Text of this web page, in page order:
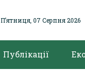
Пʼятниця, 07 Серпня 2026
Публікації